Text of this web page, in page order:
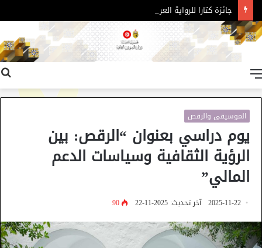
جائزة كتارا للرواية العربية – الدورة 11
الموسيقى والرقص
يوم دراسي بعنوان “الرقص: بين
الرؤية الثقافية وسياسات الدعم
المالي”
2025-11-22 آخر تحديث: 2025-11-22 90